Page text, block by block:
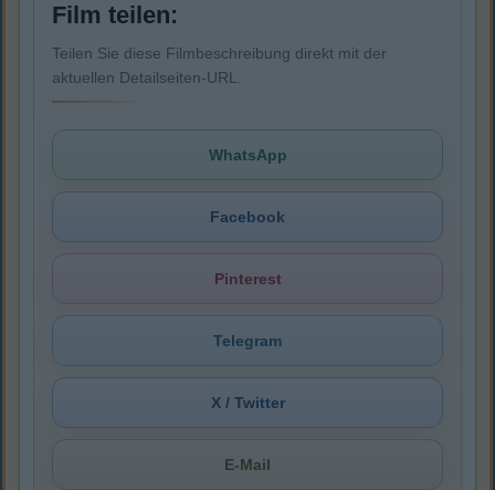
Film teilen:
Teilen Sie diese Filmbeschreibung direkt mit der
aktuellen Detailseiten-URL.
WhatsApp
Facebook
Pinterest
Telegram
X / Twitter
E-Mail